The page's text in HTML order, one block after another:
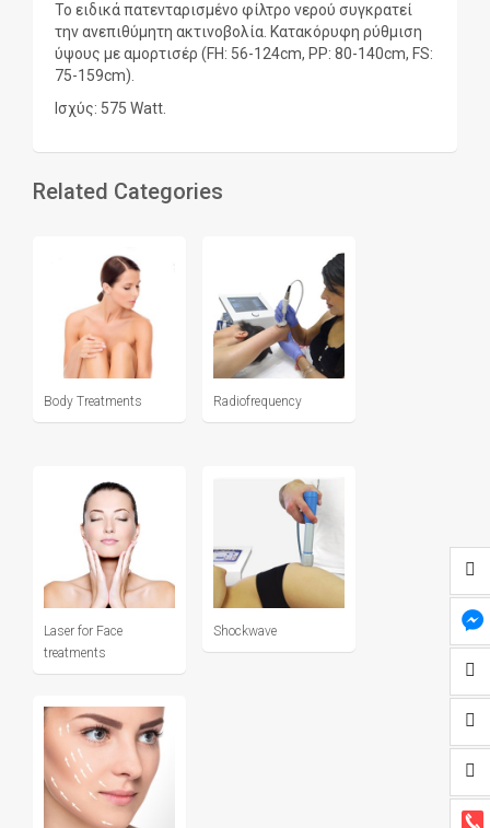
Το ειδικά πατενταρισμένο φίλτρο νερού συγκρατεί
την ανεπιθύμητη ακτινοβολία. Κατακόρυφη ρύθμιση
ύψους με αμορτισέρ (FH: 56-124cm, PP: 80-140cm, FS:
75-159cm).
Ισχύς: 575 Watt.
Related Categories
Body Treatments Radiofrequency
Laser for Face
treatments
Shockwave